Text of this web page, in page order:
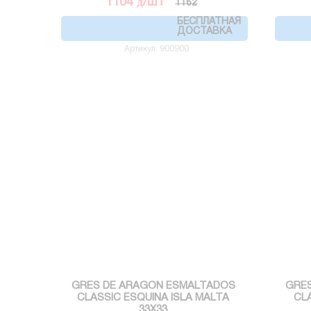
1104 /шт 1162
БЕСПЛАТНАЯ
ДОСТАВКА
Артикул: 900900
GRES DE ARAGON ESMALTADOS
CLASSIC ESQUINA ISLA MALTA